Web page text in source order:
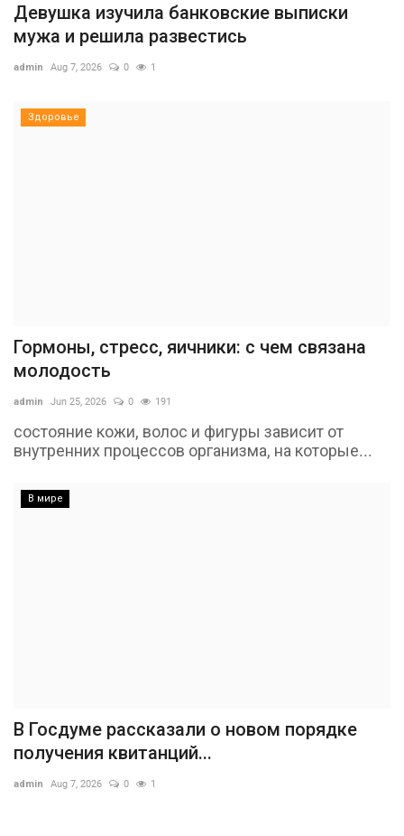
Девушка изучила банковские выписки
мужа и решила развестись
admin Aug 7, 2026 0 1
Здоровье
Гормоны, стресс, яичники: с чем связана
молодость
admin Jun 25, 2026 0 191
состояние кожи, волос и фигуры зависит от
внутренних процессов организма, на которые...
В мире
В Госдуме рассказали о новом порядке
получения квитанций...
admin Aug 7, 2026 0 1